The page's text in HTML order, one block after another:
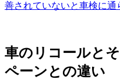
善されていないと車検に通
車のリコールと
ペーンとの違い